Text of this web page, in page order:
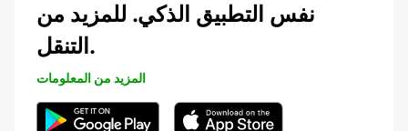
نفس التطبيق الذكي. للمزيد من
التنقل.
المزيد من المعلومات